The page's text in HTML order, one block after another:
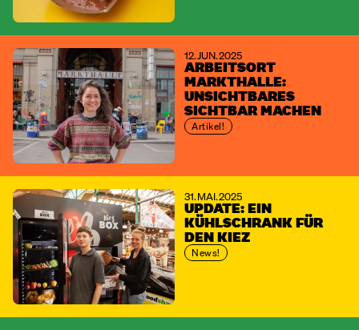
12. JUN. 2025
ARBEITSORT
MARKTHALLE:
UNSICHTBARES
SICHTBAR MACHEN
Artikel!
31. MAI. 2025
UPDATE: EIN
KÜHLSCHRANK FÜR
DEN KIEZ
News!